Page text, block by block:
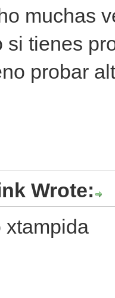
muchas
si tienes
probar
Wrote:
xtampida